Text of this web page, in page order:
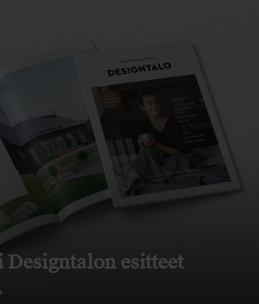
esitteet